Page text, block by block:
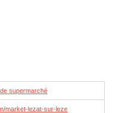
supermarché
market-lezat-sur-leze